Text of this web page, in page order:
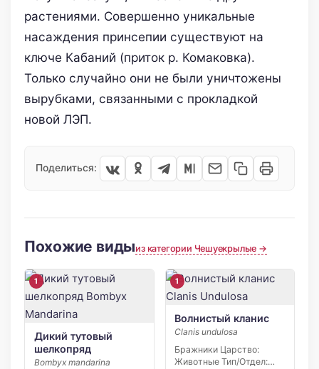
растениями. Совершенно уникальные
насаждения принсепии существуют на
ключе Кабаний (приток р. Комаковка).
Только случайно они не были уничтожены
вырубками, связанными с прокладкой
новой ЛЭП.
Поделиться:
Похожие видыиз категории Чешуекрылые →
1
Дикий тутовый
шелкопряд
Bombyx mandarina
1
Волнистый кланис
Clanis undulosa
Бражники Царство:
Животные Тип/Отдел: